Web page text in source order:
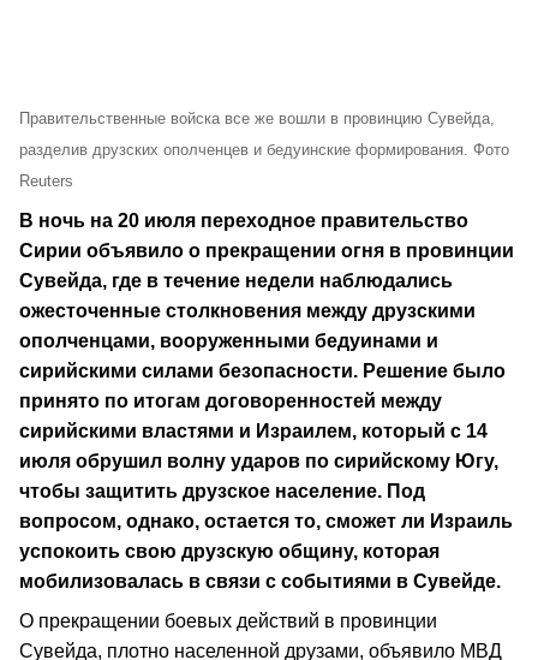
Правительственные войска все же вошли в провинцию Сувейда,
разделив друзских ополченцев и бедуинские формирования. Фото
Reuters
В ночь на 20 июля переходное правительство
Сирии объявило о прекращении огня в провинции
Сувейда, где в течение недели наблюдались
ожесточенные столкновения между друзскими
ополченцами, вооруженными бедуинами и
сирийскими силами безопасности. Решение было
принято по итогам договоренностей между
сирийскими властями и Израилем, который с 14
июля обрушил волну ударов по сирийскому Югу,
чтобы защитить друзское население. Под
вопросом, однако, остается то, сможет ли Израиль
успокоить свою друзскую общину, которая
мобилизовалась в связи с событиями в Сувейде.
О прекращении боевых действий в провинции
Сувейда, плотно населенной друзами, объявило МВД